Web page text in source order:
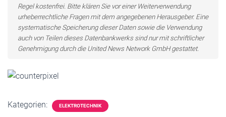
Regel kostenfrei. Bitte klären Sie vor einer Weiterverwendung
urheberrechtliche Fragen mit dem angegebenen Herausgeber. Eine
systematische Speicherung dieser Daten sowie die Verwendung
auch von Teilen dieses Datenbankwerks sind nur mit schriftlicher
Genehmigung durch die United News Network GmbH gestattet.
Kategorien: ELEKTROTECHNIK